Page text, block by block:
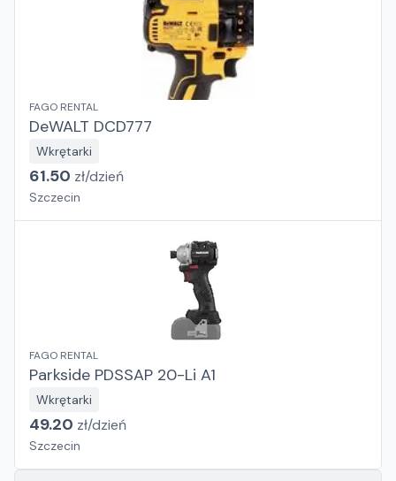
FAGO RENTAL
DeWALT DCD777
Wkrętarki
61.50 zł/dzień
Szczecin
FAGO RENTAL
Parkside PDSSAP 20-Li A1
Wkrętarki
49.20 zł/dzień
Szczecin